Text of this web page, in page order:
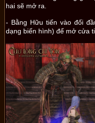
hai sẽ mở ra.
- Bằng Hữu tiến vào đối
dạng biến hình) để mở cửa